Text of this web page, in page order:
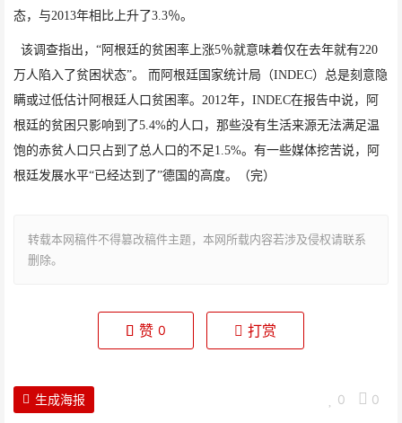
态，与2013年相比上升了3.3％。
该调查指出，“阿根廷的贫困率上涨5％就意味着仅在去年就有220
万人陷入了贫困状态”。 而阿根廷国家统计局（INDEC）总是刻意隐
瞒或过低估计阿根廷人口贫困率。 2012年， INDEC在报告中说，阿
根廷的贫困只影响到了5.4%的人口，那些没有生活来源无法满足温
饱的赤贫人口只占到了总人口的不足1.5%。有一些媒体挖苦说，阿
根廷发展水平“已经达到了”德国的高度。（完）
转载本网稿件不得篡改稿件主题，本网所载内容若涉及侵权请联系
删除。
赞 0 打赏
0 0
生成海报